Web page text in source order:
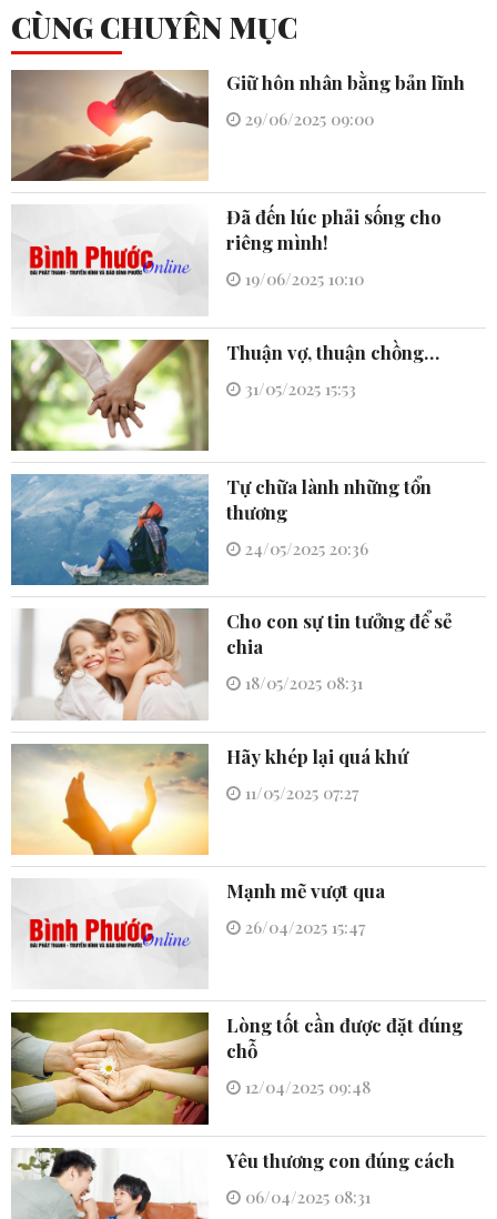
CÙNG CHUYÊN MỤC
Giữ hôn nhân bằng bản lĩnh
29/06/2025 09:00
Đã đến lúc phải sống cho
riêng mình!
19/06/2025 10:10
Thuận vợ, thuận chồng…
31/05/2025 15:53
Tự chữa lành những tổn
thương
24/05/2025 20:36
Cho con sự tin tưởng để sẻ
chia
18/05/2025 08:31
Hãy khép lại quá khứ
11/05/2025 07:27
Mạnh mẽ vượt qua
26/04/2025 15:47
Lòng tốt cần được đặt đúng
chỗ
12/04/2025 09:48
Yêu thương con đúng cách
06/04/2025 08:31